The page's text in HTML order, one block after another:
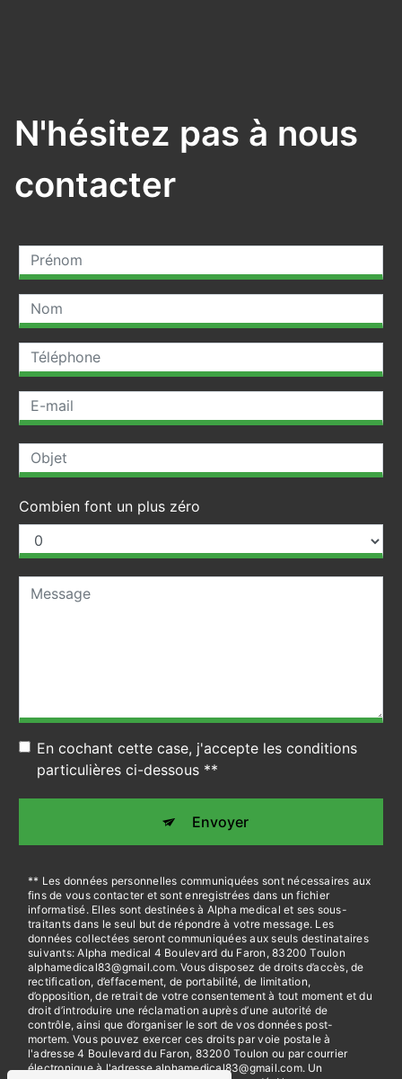
N'hésitez pas à nous
contacter
Combien font un plus zéro
En cochant cette case, j'accepte les conditions
particulières ci-dessous **
Envoyer
** Les données personnelles communiquées sont nécessaires aux
fins de vous contacter et sont enregistrées dans un fichier
informatisé. Elles sont destinées à Alpha medical et ses sous-
traitants dans le seul but de répondre à votre message. Les
données collectées seront communiquées aux seuls destinataires
suivants: Alpha medical 4 Boulevard du Faron, 83200 Toulon
alphamedical83@gmail.com. Vous disposez de droits d’accès, de
rectification, d’effacement, de portabilité, de limitation,
d’opposition, de retrait de votre consentement à tout moment et du
droit d’introduire une réclamation auprès d’une autorité de
contrôle, ainsi que d’organiser le sort de vos données post-
mortem. Vous pouvez exercer ces droits par voie postale à
l'adresse 4 Boulevard du Faron, 83200 Toulon ou par courrier
électronique à l'adresse alphamedical83@gmail.com. Un